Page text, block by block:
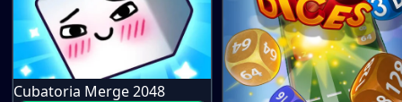
Cubatoria Merge 2048